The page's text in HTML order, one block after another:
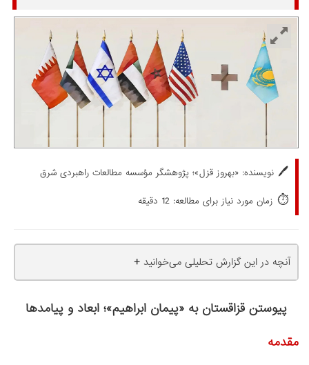
🖊️ نویسنده: «بهروز قزل»؛ پژوهشگر مؤسسه مطالعات راهبردی شرق
⏱️ زمان مورد نیاز برای مطالعه: 12 دقیقه
آنچه در این گزارش تحلیلی می‌خوانید +
پیوستن قزاقستان به «پیمان ابراهیم»؛ ابعاد و پیامدها
مقدمه